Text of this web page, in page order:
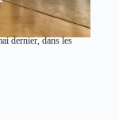
dernier, dans les